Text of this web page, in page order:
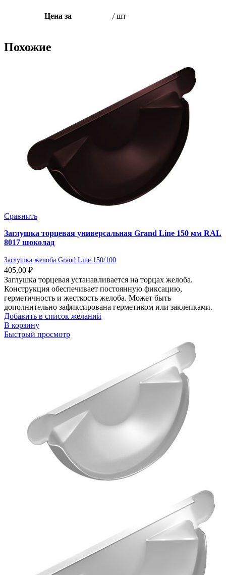
Цена за / шт
Похожие
Сравнить
Заглушка торцевая универсальная Grand Line 150 мм RAL
8017 шоколад
Заглушка желоба Grand Line 150/100
405,00 ₽
Заглушка торцевая устанавливается на торцах желоба.
Конструкция обеспечивает постоянную фиксацию,
герметичность и жесткость желоба. Может быть
дополнительно зафиксирована герметиком или заклепками.
Добавить в список желаний
В корзину
Быстрый просмотр